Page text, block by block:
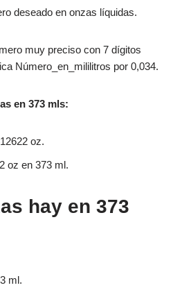
deseado en onzas líquidas.
muy preciso con 7 dígitos
Número_en_mililitros por 0,034.
en 373 mls:
oz.
oz en 373 ml.
hay en 373
ml.